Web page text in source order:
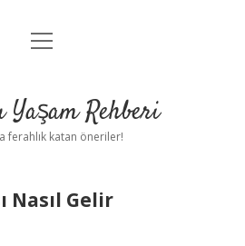
Anasayfa
Yasal Uyarı
menüyü
Rehberi
ferahlık katan öneriler!
Nasıl Gelir